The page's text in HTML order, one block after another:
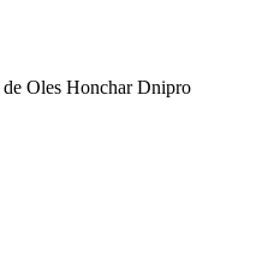
Oles Honchar Dnipro